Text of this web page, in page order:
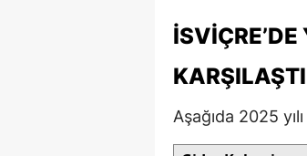
Aşağıda 2025